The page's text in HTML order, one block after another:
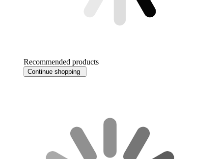
Recommended products
Continue shopping